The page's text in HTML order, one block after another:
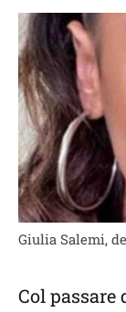
Giulia Salemi,
Col passare